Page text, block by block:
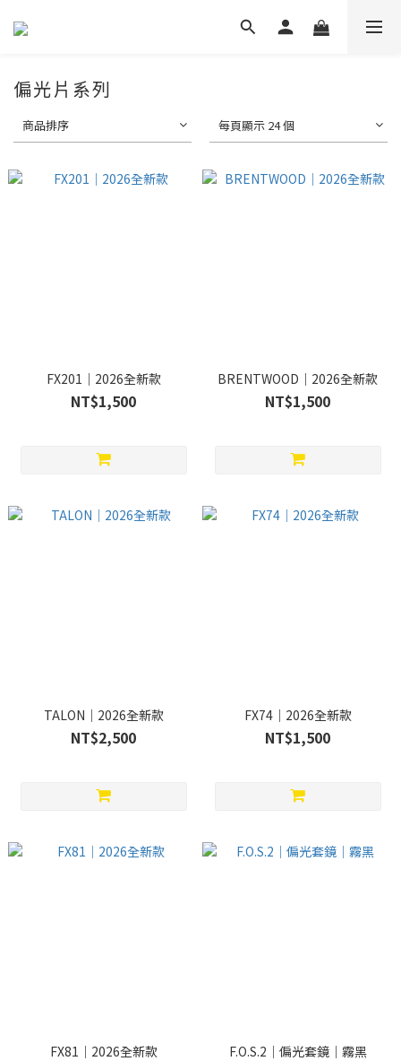
偏光片系列
商品排序 每頁顯示 24 個
FX201｜2026全新款
NT$1,500
BRENTWOOD｜2026全新款
NT$1,500
TALON｜2026全新款
NT$2,500
FX74｜2026全新款
NT$1,500
FX81｜2026全新款 F.O.S.2｜偏光套鏡｜霧黑